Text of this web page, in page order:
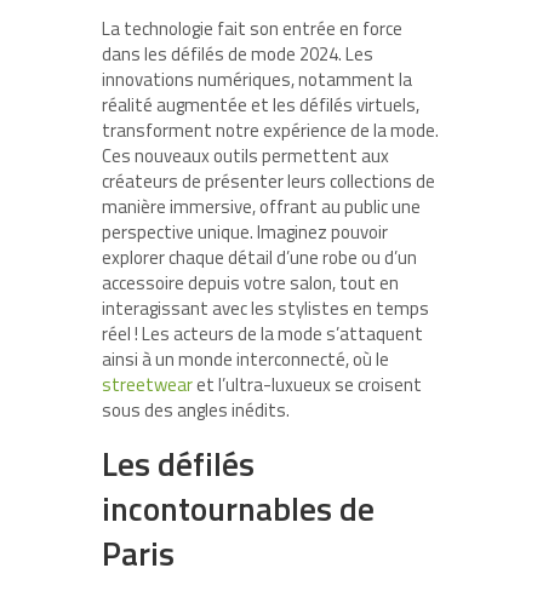
La technologie fait son entrée en force
dans les défilés de mode 2024. Les
innovations numériques, notamment la
réalité augmentée et les défilés virtuels,
transforment notre expérience de la mode.
Ces nouveaux outils permettent aux
créateurs de présenter leurs collections de
manière immersive, offrant au public une
perspective unique. Imaginez pouvoir
explorer chaque détail d’une robe ou d’un
accessoire depuis votre salon, tout en
interagissant avec les stylistes en temps
réel ! Les acteurs de la mode s’attaquent
ainsi à un monde interconnecté, où le
streetwearet l’ultra-luxueux se croisent
sous des angles inédits.
Les défilés
incontournables de
Paris